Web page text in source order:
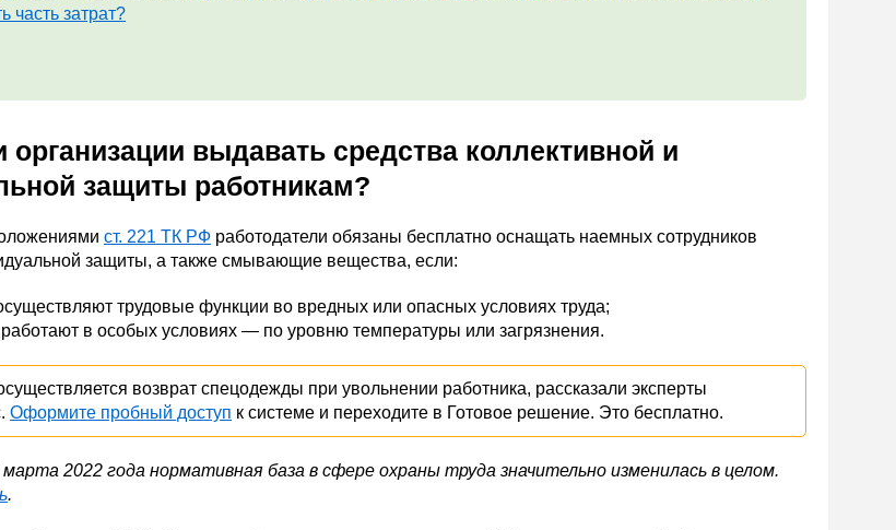
часть затрат?
выдавать средства коллективной и
защиты работникам?
ст. 221 ТК РФ работодатели обязаны бесплатно оснащать наемных сотрудников
защиты, а также смывающие вещества, если:
трудовые функции во вредных или опасных условиях труда;
работают в особых условиях — по уровню температуры или загрязнения.
возврат спецодежды при увольнении работника, рассказали эксперты
Оформите пробный доступ к системе и переходите в Готовое решение. Это бесплатно.
2022 года нормативная база в сфере охраны труда значительно изменилась в целом.
.